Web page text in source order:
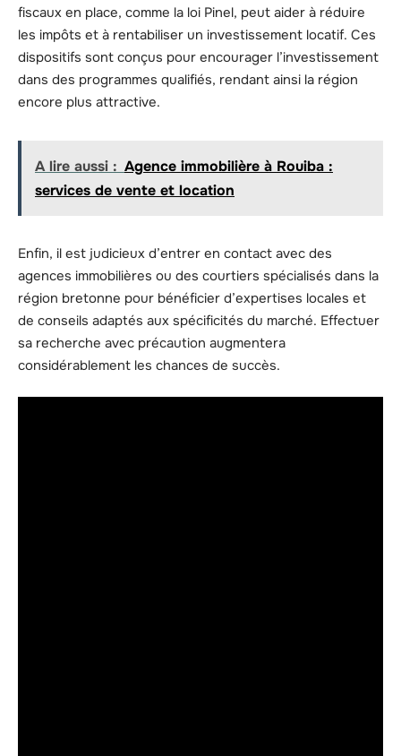
fiscaux en place, comme la loi Pinel, peut aider à réduire
les impôts et à rentabiliser un investissement locatif. Ces
dispositifs sont conçus pour encourager l’investissement
dans des programmes qualifiés, rendant ainsi la région
encore plus attractive.
A lire aussi : Agence immobilière à Rouiba :
services de vente et location
Enfin, il est judicieux d’entrer en contact avec des
agences immobilières ou des courtiers spécialisés dans la
région bretonne pour bénéficier d’expertises locales et
de conseils adaptés aux spécificités du marché. Effectuer
sa recherche avec précaution augmentera
considérablement les chances de succès.